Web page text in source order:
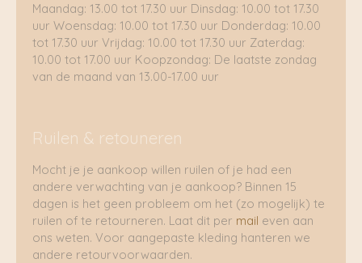
Maandag: 13.00 tot 17.30 uur Dinsdag: 10.00 tot 17.30
uur Woensdag: 10.00 tot 17.30 uur Donderdag: 10.00
tot 17.30 uur Vrijdag: 10.00 tot 17.30 uur Zaterdag:
10.00 tot 17.00 uur Koopzondag: De laatste zondag
van de maand van 13.00-17.00 uur
Ruilen & retouneren
Mocht je je aankoop willen ruilen of je had een
andere verwachting van je aankoop? Binnen 15
dagen is het geen probleem om het (zo mogelijk) te
ruilen of te retourneren. Laat dit per mail even aan
ons weten. Voor aangepaste kleding hanteren we
andere retourvoorwaarden.